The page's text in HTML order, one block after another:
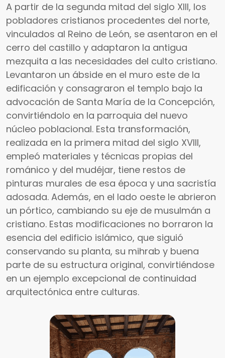
A partir de la segunda mitad del siglo XIII, los
pobladores cristianos procedentes del norte,
vinculados al Reino de León, se asentaron en el
cerro del castillo y adaptaron la antigua
mezquita a las necesidades del culto cristiano.
Levantaron un ábside en el muro este de la
edificación y consagraron el templo bajo la
advocación de Santa María de la Concepción,
convirtiéndolo en la parroquia del nuevo
núcleo poblacional. Esta transformación,
realizada en la primera mitad del siglo XVIII,
empleó materiales y técnicas propias del
románico y del mudéjar, tiene restos de
pinturas murales de esa época y una sacristía
adosada. Además, en el lado oeste le abrieron
un pórtico, cambiando su eje de musulmán a
cristiano. Estas modificaciones no borraron la
esencia del edificio islámico, que siguió
conservando su planta, su mihrab y buena
parte de su estructura original, convirtiéndose
en un ejemplo excepcional de continuidad
arquitectónica entre culturas.